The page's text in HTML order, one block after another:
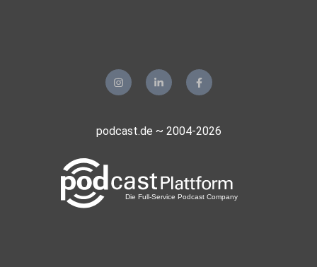
podcast.de ~ 2004-2026